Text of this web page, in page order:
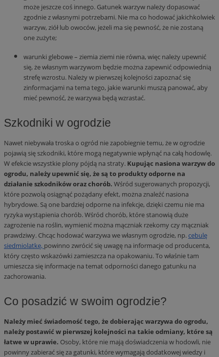
może jeszcze coś innego. Gatunek warzyw należy dopasować
zgodnie z własnymi potrzebami. Nie ma co hodować jakichkolwiek
warzyw, ziół lub owoców, jeżeli ma się pewność, że nie zostaną
one zużyte;
warunki glebowe – ziemia ziemi nie równa, więc należy upewnić
się, że własnym warzywom będzie można zapewnić odpowiednią
strefę wzrostu. Należy w pierwszej kolejności zapoznać się
zinformacjami na tema tego, jakie warunki muszą panować, aby
mieć pewność, że warzywa będą wzrastać.
Szkodniki w ogrodzie
Nawet niebywała troska o ogród nie zapobiegnie temu, że w ogrodzie
pojawią się szkodniki, które mogą negatywnie wpłynąć na całą hodowlę.
W efekcie wszystkie plony pójdą na straty. Kupując nasiona warzyw do
ogrodu, należy upewnić się, że są to produkty odporne na
działanie szkodników oraz chorób. Wśród sugerowanych propozycji,
które pozwolą osiągnąć pożądany efekt, można znaleźć nasiona
hybrydowe. Są one bardziej odporne na infekcje, dzięki czemu nie ma
ryzyka wystąpienia chorób. Wśród chorób, które stanowią duże
zagrożenie na roślin, wymienić można mączniak rzekomy czy mączniak
prawdziwy. Chcąc hodować warzywa we własnym ogrodzie, np. cebulę
siedmiolatkę, powinno zwrócić się uwagę na informacje od producenta,
który często wskazówki zamieszcza na opakowaniu. To właśnie tam
umieszcza się informacje na temat odporności danego gatunku na
zachorowania.
Co posadzić w swoim ogrodzie?
Należy mieć świadomość tego, że dobierając warzywa do ogrodu,
należy postawić w pierwszej kolejności na takie odmiany, które są
łatwe w uprawie. Osoby, które nie mają doświadczenia w hodowli, nie
powinny zabierać się za gatunki, które wymagają dodatkowej wiedzy i